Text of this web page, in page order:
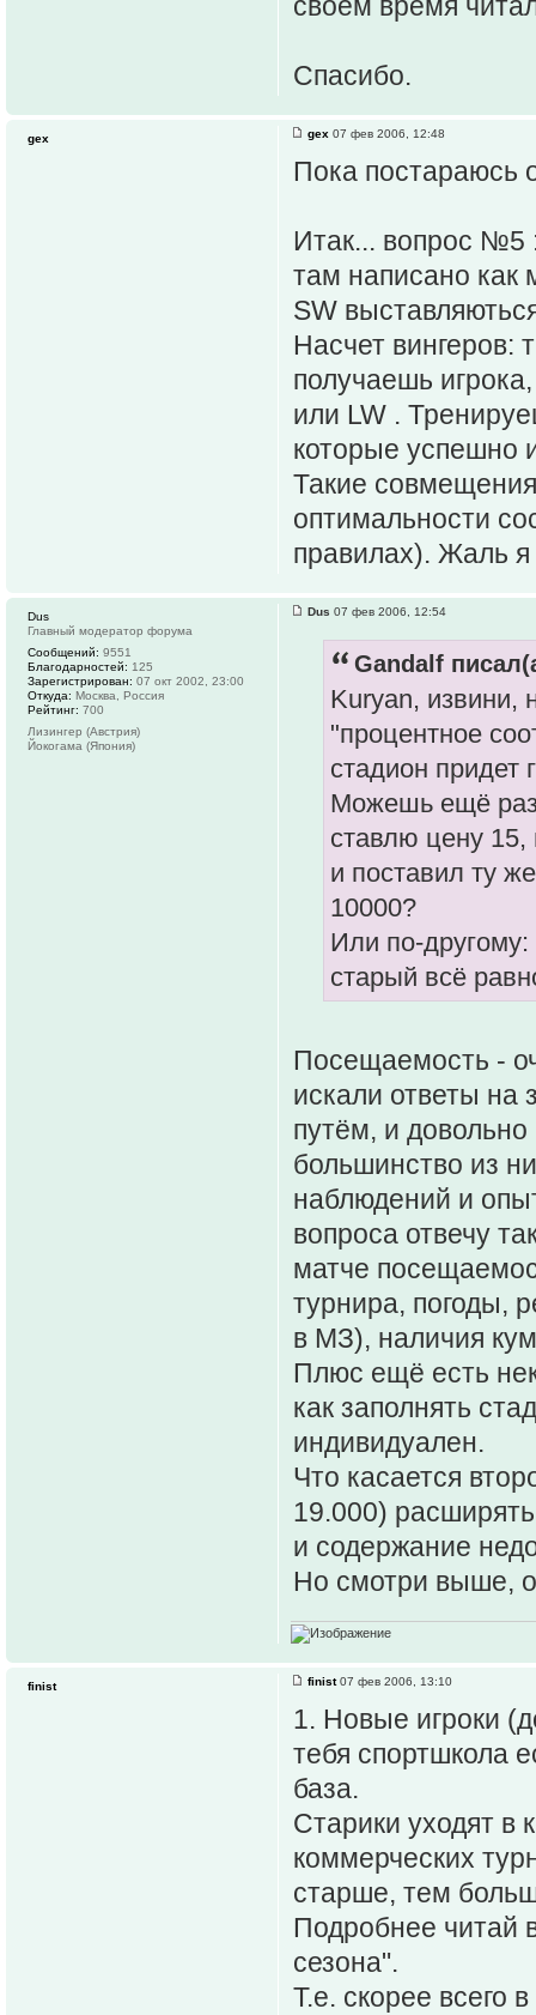
Спасибо.
gex 07 фев 2006, 12:48
Пока постараюсь
Итак... вопрос №5
там написано как
SW
Насчет
получаешь
или LW .
которые успешно
Такие совмещения
оптимальности
правилах). Жаль я
gex
Dus 07 фев 2006, 12:54
Gandalf
Kuryan, извини,
"процентное
стадион придет
Можешь ещё раз
ставлю цену
и поставил ту
10000?
Или по-
старый всё
Посещаемость -
искали ответы на
путём, и
большинство из
наблюдений и
вопроса отвечу
матче
турнира, погоды,
в МЗ), наличия
Плюс ещё есть
как заполнять
индивидуален.
Что касается
19.000)
и содержание
Но смотри выше,
Dus
Главный модератор форума
Сообщений: 9551
Благодарностей: 125
Зарегистрирован: 07 окт 2002, 23:00
Откуда: Москва, Россия
Рейтинг: 700
Лизингер (Австрия)
Йокогама (Япония)
finist07 фев 2006, 13:10
1. Новые игроки
тебя спортшкола
база.
Старики уходят в
коммерческих
старше, тем
Подробнее читай
сезона".
Т.е. скорее всего
finist